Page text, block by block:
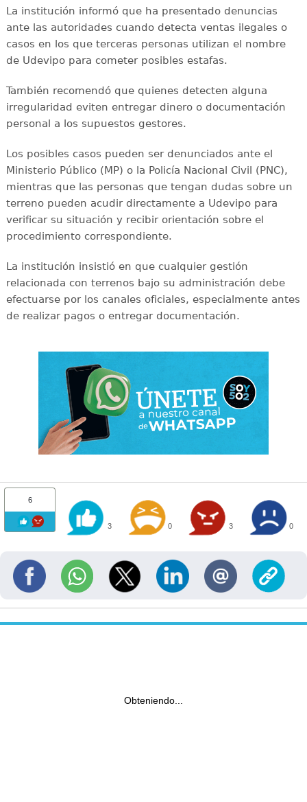
La institución informó que ha presentado denuncias
ante las autoridades cuando detecta ventas ilegales o
casos en los que terceras personas utilizan el nombre
de Udevipo para cometer posibles estafas.
También recomendó que quienes detecten alguna
irregularidad eviten entregar dinero o documentación
personal a los supuestos gestores.
Los posibles casos pueden ser denunciados ante el
Ministerio Público (MP) o la Policía Nacional Civil (PNC),
mientras que las personas que tengan dudas sobre un
terreno pueden acudir directamente a Udevipo para
verificar su situación y recibir orientación sobre el
procedimiento correspondiente.
La institución insistió en que cualquier gestión
relacionada con terrenos bajo su administración debe
efectuarse por los canales oficiales, especialmente antes
de realizar pagos o entregar documentación.
6
3 0 3 0
Obteniendo...